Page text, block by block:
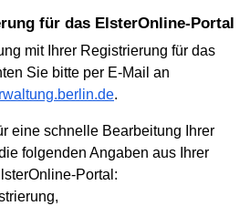
für das ElsterOnline-Portal
mit Ihrer Registrierung für das
Sie bitte per E-Mail an
.
eine schnelle Bearbeitung Ihrer
folgenden Angaben aus Ihrer
Portal: